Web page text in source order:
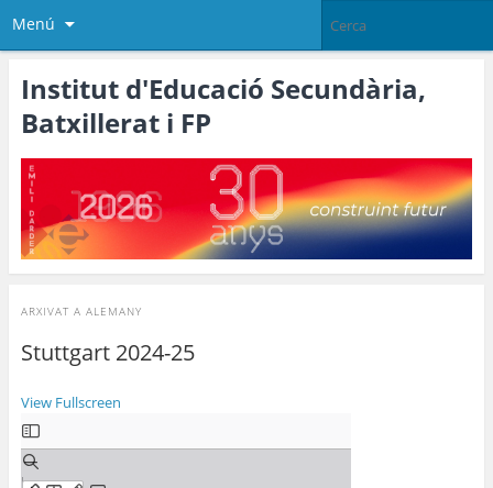
Menú
Institut d'Educació Secundària,
Batxillerat i FP
ARXIVAT A ALEMANY
Stuttgart 2024-25
View Fullscreen